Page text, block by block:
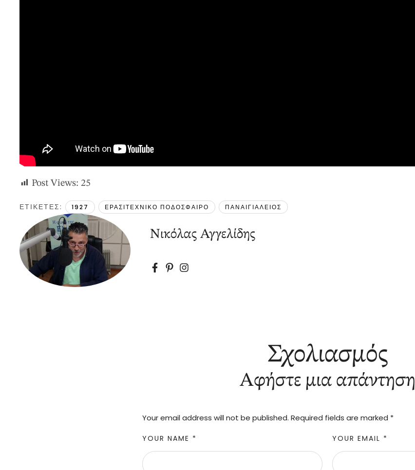
Post Views: 25
ΕΤΙΚΕΤΕΣ: 1927 ΕΡΑΣΙΤΕΧΝΙΚΟ ΠΟΔΟΣΦΑΙΡΟ ΠΑΝΑΙΓΙΑΛΕΙΟΣ
Νικόλας Αγγελίδης
Σχολιασμός
Αφήστε μια απάντηση
Your email address will not be published. Required fields are marked *
YOUR NAME * YOUR EMAIL *